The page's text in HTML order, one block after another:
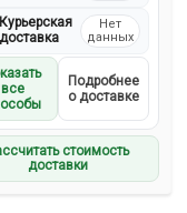
Курьерская
доставка
Нет
данных
все
Подробнее
о доставке
стоимость
доставки